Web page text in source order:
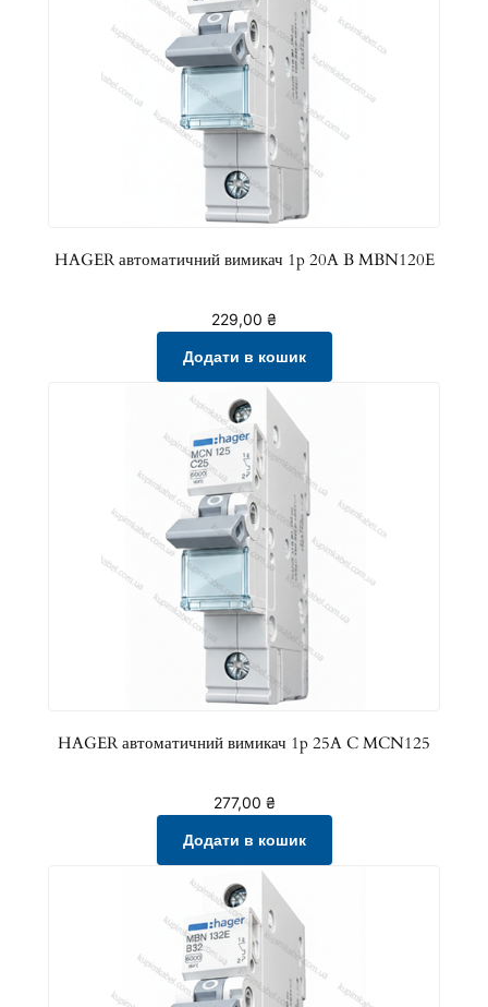
HAGER автоматичний вимикач 1p 20A B MBN120E
229,00 ₴
Додати в кошик
HAGER автоматичний вимикач 1p 25A C MCN125
277,00 ₴
Додати в кошик